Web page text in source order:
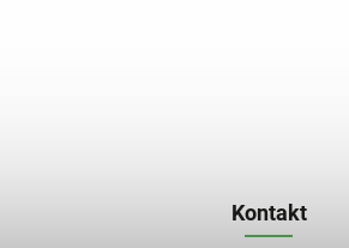
Kontakt